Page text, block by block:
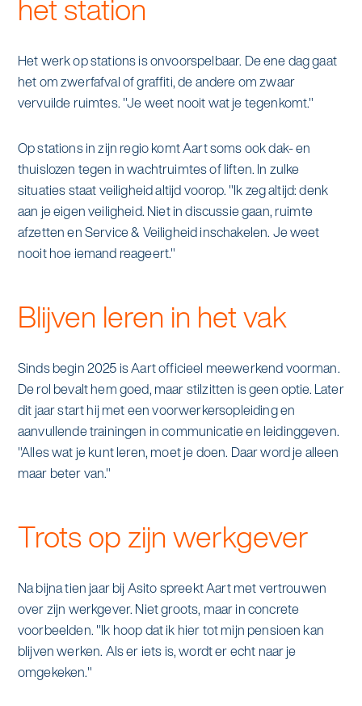
het station
Het werk op stations is onvoorspelbaar. De ene dag gaat
het om zwerfafval of graffiti, de andere om zwaar
vervuilde ruimtes. "Je weet nooit wat je tegenkomt."
Op stations in zijn regio komt Aart soms ook dak- en
thuislozen tegen in wachtruimtes of liften. In zulke
situaties staat veiligheid altijd voorop. "Ik zeg altijd: denk
aan je eigen veiligheid. Niet in discussie gaan, ruimte
afzetten en Service & Veiligheid inschakelen. Je weet
nooit hoe iemand reageert."
Blijven leren in het vak
Sinds begin 2025 is Aart officieel meewerkend voorman.
De rol bevalt hem goed, maar stilzitten is geen optie. Later
dit jaar start hij met een voorwerkersopleiding en
aanvullende trainingen in communicatie en leidinggeven.
"Alles wat je kunt leren, moet je doen. Daar word je alleen
maar beter van."
Trots op zijn werkgever
Na bijna tien jaar bij Asito spreekt Aart met vertrouwen
over zijn werkgever. Niet groots, maar in concrete
voorbeelden. "Ik hoop dat ik hier tot mijn pensioen kan
blijven werken. Als er iets is, wordt er echt naar je
omgekeken."